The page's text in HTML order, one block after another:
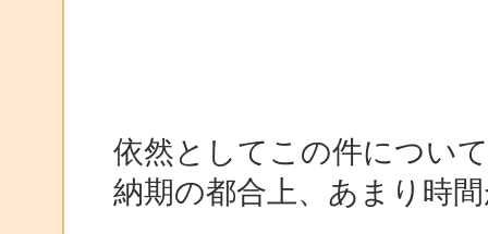
依然としてこの件につい
納期の都合上、あまり時